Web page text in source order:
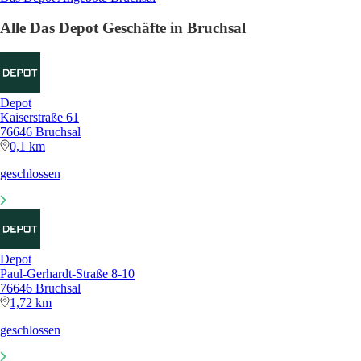
Alle Das Depot Geschäfte in Bruchsal
Depot
Kaiserstraße 61
76646 Bruchsal
0,1 km
geschlossen
Depot
Paul-Gerhardt-Straße 8-10
76646 Bruchsal
1,72 km
geschlossen